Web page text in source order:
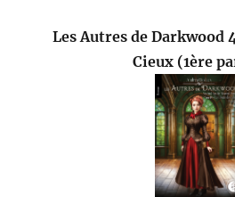
Les Autres de Darkwood
Cieux (1ère